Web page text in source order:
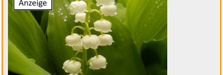
Progressive Steps to Syncopati...